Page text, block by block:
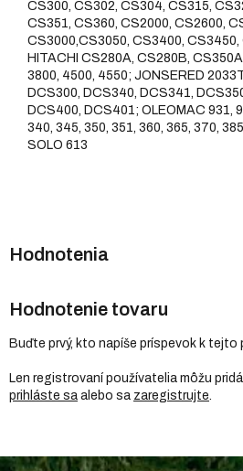
CS300, CS302, CS304, CS315,
CS351, CS360, CS2000, CS2600,
CS3000,CS3050, CS3400,
HITACHI CS280A, CS280B,
3800, 4500, 4550; JONSERED
DCS300, DCS340, DCS341,
DCS400, DCS401; OLEOMAC 931,
340, 345, 350, 351, 360, 365, 370,
SOLO 613
Hodnotenie tovaru
Buďte prvý, kto napíše príspevok k tejto
Len registrovaní používatelia môžu
prihláste sa alebo sa zaregistrujte